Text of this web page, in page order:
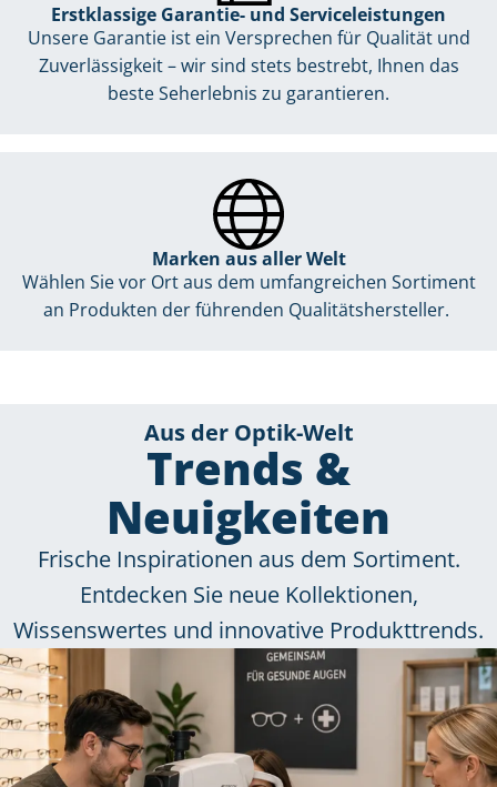
Erstklassige Garantie- und Serviceleistungen
Unsere Garantie ist ein Versprechen für Qualität und
Zuverlässigkeit – wir sind stets bestrebt, Ihnen das
beste Seherlebnis zu garantieren.
Marken aus aller Welt
Wählen Sie vor Ort aus dem umfangreichen Sortiment
an Produkten der führenden Qualitätshersteller.
Aus der Optik-Welt
Trends &
Neuigkeiten
Frische Inspirationen aus dem Sortiment.
Entdecken Sie neue Kollektionen,
Wissenswertes und innovative Produkttrends.